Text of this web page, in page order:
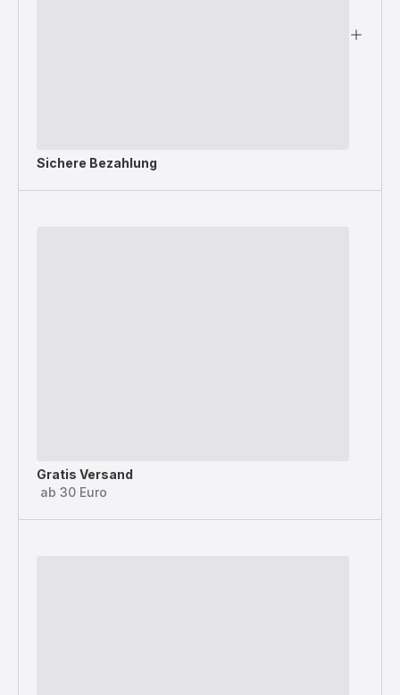
Sichere Bezahlung
Gratis Versand
ab 30 Euro